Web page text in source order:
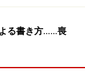
要
る書き方……喪